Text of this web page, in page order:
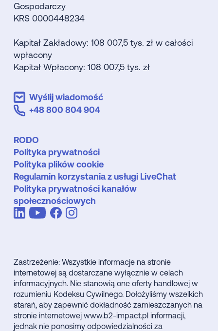
Gospodarczy
KRS 0000448234
Kapitał Zakładowy: 108 007,5 tys. zł w całości
wpłacony
Kapitał Wpłacony: 108 007,5 tys. zł
Wyślij wiadomość
+48 800 804 904
RODO
Polityka prywatności
Polityka plików cookie
Regulamin korzystania z usługi LiveChat
Polityka prywatności kanałów
społecznościowych
Zastrzeżenie: Wszystkie informacje na stronie
internetowej są dostarczane wyłącznie w celach
informacyjnych. Nie stanowią one oferty handlowej w
rozumieniu Kodeksu Cywilnego. Dołożyliśmy wszelkich
starań, aby zapewnić dokładność zamieszczanych na
stronie internetowej www.b2-impact.pl informacji,
jednak nie ponosimy odpowiedzialności za